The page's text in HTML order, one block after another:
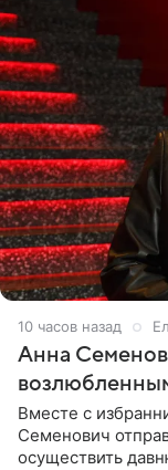
10 часов назад
Анна
Вместе с
Семенович
осуществить